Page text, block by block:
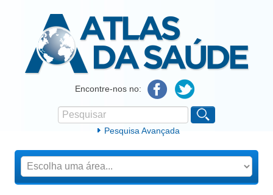
Atlas da SaúdeEncontre-nos no:
Formulário de procura
Pesquisar
Pesquisa Avançada